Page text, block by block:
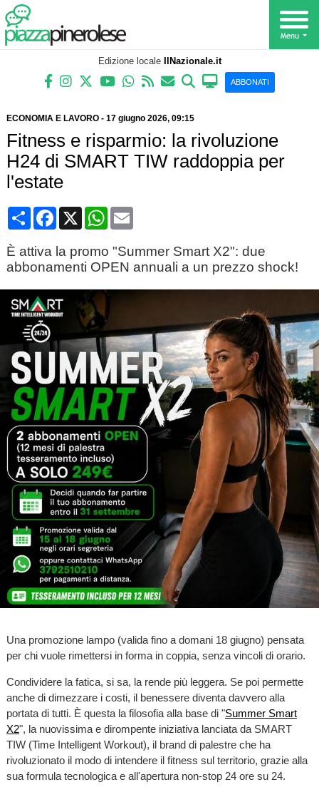
Edizione locale IlNazionale.it
ABBONATI
ECONOMIA E LAVORO- 17 giugno 2026, 09:15
Fitness e risparmio: la rivoluzione
H24 di SMART TIW raddoppia per
l'estate
CondividiFacebook
X WhatsApp
Email
È attiva la promo "Summer Smart X2": due
abbonamenti OPEN annuali a un prezzo shock!
Una promozione lampo (valida fino a domani 18 giugno) pensata
per chi vuole rimettersi in forma in coppia, senza vincoli di orario.
Condividere la fatica, si sa, la rende più leggera. Se poi permette
anche di dimezzare i costi, il benessere diventa davvero alla
portata di tutti. È questa la filosofia alla base di "Summer Smart
X2", la nuovissima e dirompente iniziativa lanciata da SMART
TIW (Time Intelligent Workout), il brand di palestre che ha
rivoluzionato il modo di intendere il fitness sul territorio, grazie alla
sua formula tecnologica e all'apertura non-stop 24 ore su 24.